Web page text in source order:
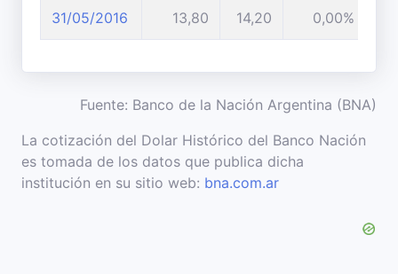
31/05/2016 13,80 14,20 0,00%
Fuente: Banco de la Nación Argentina (BNA)
La cotización del Dolar Histórico del Banco Nación
es tomada de los datos que publica dicha
institución en su sitio web: bna.com.ar